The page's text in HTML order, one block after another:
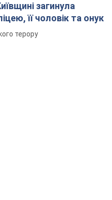
загинула
її чоловік та онук
терору